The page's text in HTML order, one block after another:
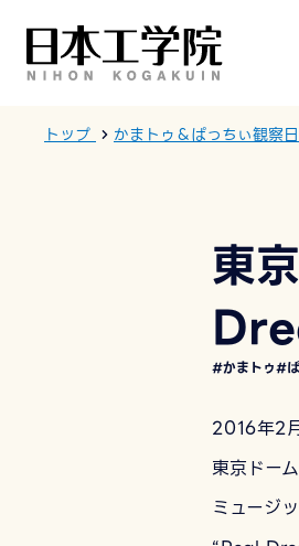
トップ かまトゥ＆ぱっちぃ観察
東
#かまトゥ#
2016年2
東京ドー
ミュージ